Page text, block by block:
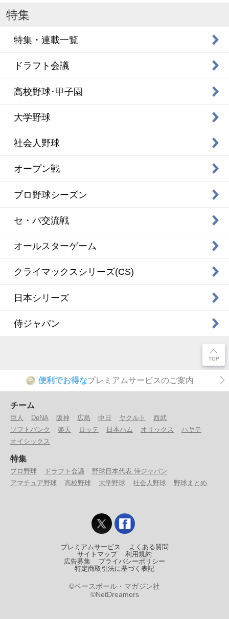
特集
特集・連載一覧
ドラフト会議
高校野球･甲子園
大学野球
社会人野球
オープン戦
プロ野球シーズン
セ・パ交流戦
オールスターゲーム
クライマックスシリーズ(CS)
日本シリーズ
侍ジャパン
P 便利でお得なプレミアムサービスのご案内
チーム
巨人 DeNA 阪神 広島 中日 ヤクルト
西武
ソフトバンク
楽天 ロッテ 日本ハム オリックス
ハヤテ
オイシックス
特集
プロ野球 ドラフト会議
野球日本代表 侍ジャパン
アマチュア野球
高校野球 大学野球 社会人野球 野球まとめ
プレミアムサービス
よくある質問
サイトマップ
利用規約
広告募集
プライバシーポリシー
特定商取引法に基づく表記
©ベースボール・マガジン社
©NetDreamers